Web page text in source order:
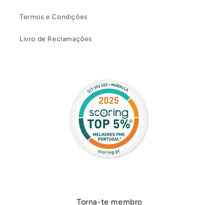
Termos e Condições
Livro de Reclamações
Torna-te membro